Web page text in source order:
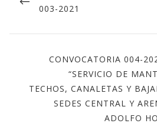
003-2021
CONVOCATORIA 004-
“SERVICIO DE
TECHOS, CANALETAS Y
SEDES CENTRAL Y
ADOLFO